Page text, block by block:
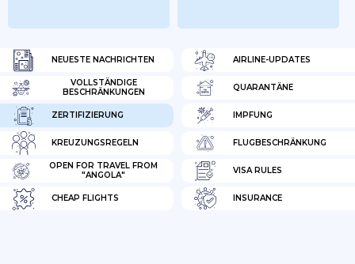
NEUESTE NACHRICHTEN AIRLINE-UPDATES
VOLLSTÄNDIGE
BESCHRÄNKUNGEN
QUARANTÄNE
ZERTIFIZIERUNG IMPFUNG
KREUZUNGSREGELN FLUGBESCHRÄNKUNG
OPEN FOR TRAVEL FROM
"ANGOLA"
VISA RULES
CHEAP FLIGHTS INSURANCE